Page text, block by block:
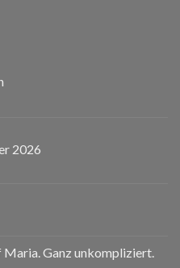
2026
Ganz unkompliziert.